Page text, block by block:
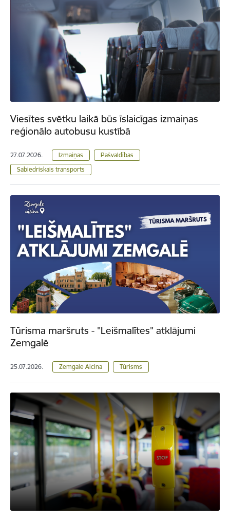
Viesītes svētku laikā būs īslaicīgas izmaiņas
reģionālo autobusu kustībā
27.07.2026. Izmaiņas
Pašvaldības
Sabiedriskais transports
Tūrisma maršruts - "Leišmalītes" atklājumi
Zemgalē
25.07.2026. Zemgale Aicina Tūrisms